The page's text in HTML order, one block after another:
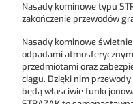
Nasady kominowe typu
zakończenie przewodów
Nasady kominowe
odpadami
przedmiotami oraz
ciągu. Dzięki nim
będą właściwie